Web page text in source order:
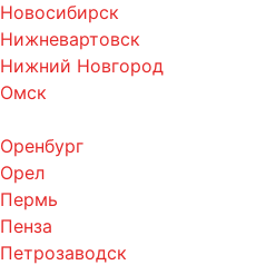
Новосибирск
Нижневартовск
Нижний Новгород
Омск
Оренбург
Орел
Пермь
Пенза
Петрозаводск